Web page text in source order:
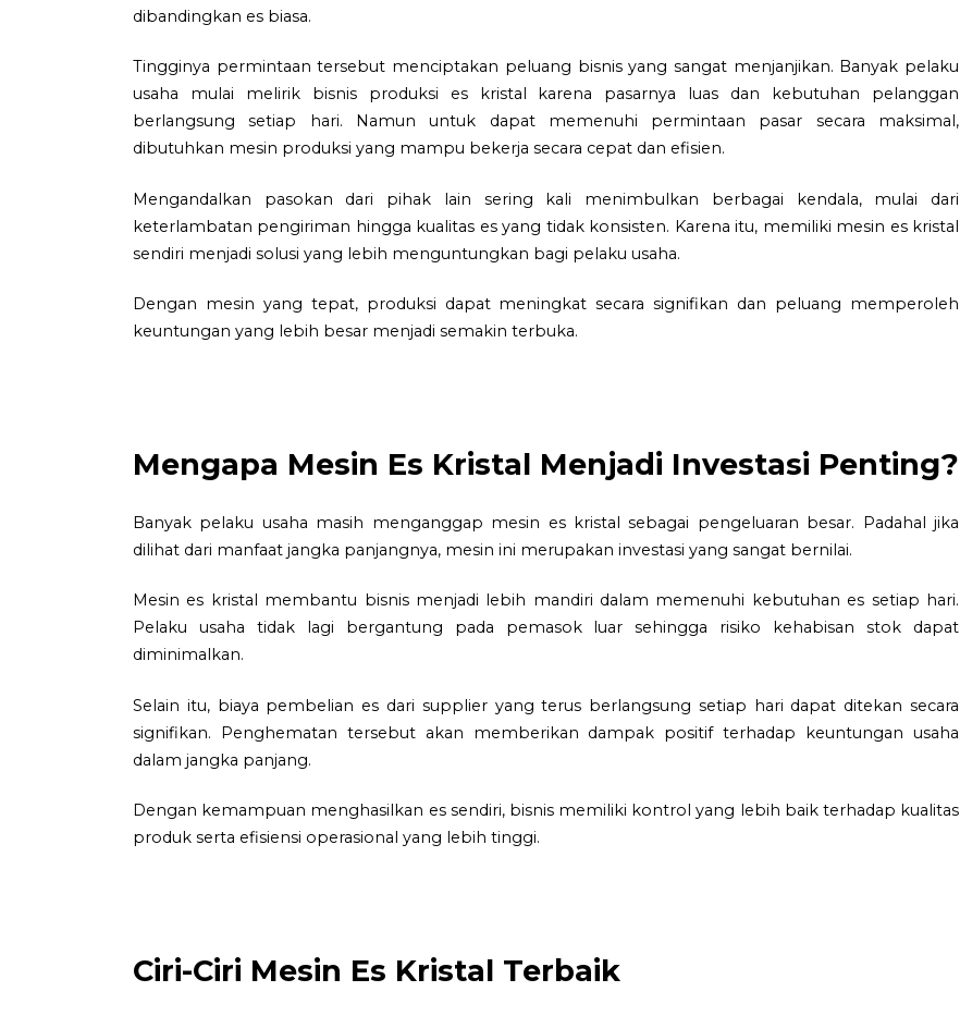
dibandingkan es biasa.
Tingginya permintaan tersebut menciptakan peluang bisnis yang sangat menjanjikan. Banyak pelaku
usaha mulai melirik bisnis produksi es kristal karena pasarnya luas dan kebutuhan pelanggan
berlangsung setiap hari. Namun untuk dapat memenuhi permintaan pasar secara maksimal,
dibutuhkan mesin produksi yang mampu bekerja secara cepat dan efisien.
Mengandalkan pasokan dari pihak lain sering kali menimbulkan berbagai kendala, mulai dari
keterlambatan pengiriman hingga kualitas es yang tidak konsisten. Karena itu, memiliki mesin es kristal
sendiri menjadi solusi yang lebih menguntungkan bagi pelaku usaha.
Dengan mesin yang tepat, produksi dapat meningkat secara signifikan dan peluang memperoleh
keuntungan yang lebih besar menjadi semakin terbuka.
Mengapa Mesin Es Kristal Menjadi Investasi Penting?
Banyak pelaku usaha masih menganggap mesin es kristal sebagai pengeluaran besar. Padahal jika
dilihat dari manfaat jangka panjangnya, mesin ini merupakan investasi yang sangat bernilai.
Mesin es kristal membantu bisnis menjadi lebih mandiri dalam memenuhi kebutuhan es setiap hari.
Pelaku usaha tidak lagi bergantung pada pemasok luar sehingga risiko kehabisan stok dapat
diminimalkan.
Selain itu, biaya pembelian es dari supplier yang terus berlangsung setiap hari dapat ditekan secara
signifikan. Penghematan tersebut akan memberikan dampak positif terhadap keuntungan usaha
dalam jangka panjang.
Dengan kemampuan menghasilkan es sendiri, bisnis memiliki kontrol yang lebih baik terhadap kualitas
produk serta efisiensi operasional yang lebih tinggi.
Ciri-Ciri Mesin Es Kristal Terbaik